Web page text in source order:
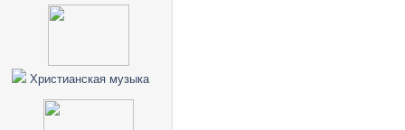
Христианская музыка